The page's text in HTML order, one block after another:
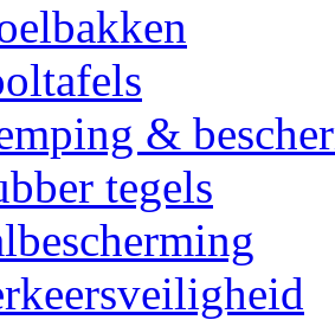
&
tegels